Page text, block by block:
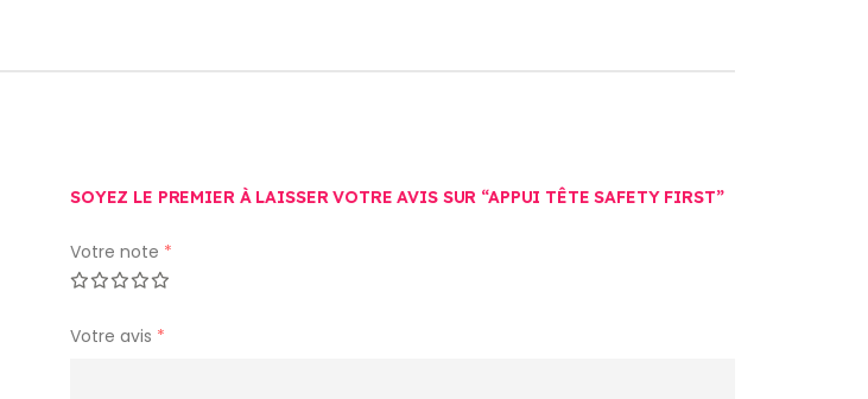
SOYEZ LE PREMIER À LAISSER VOTRE AVIS SUR “APPUI TÊTE SAFETY FIRST”
Votre note *
Votre avis *